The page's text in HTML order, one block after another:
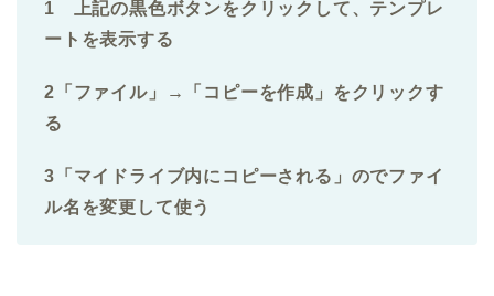
1 上記の黒色ボタンをクリックして、テンプレ
ートを表示する
2「ファイル」→「コピーを作成」をクリックす
る
3「マイドライブ内にコピーされる」のでファイ
ル名を変更して使う